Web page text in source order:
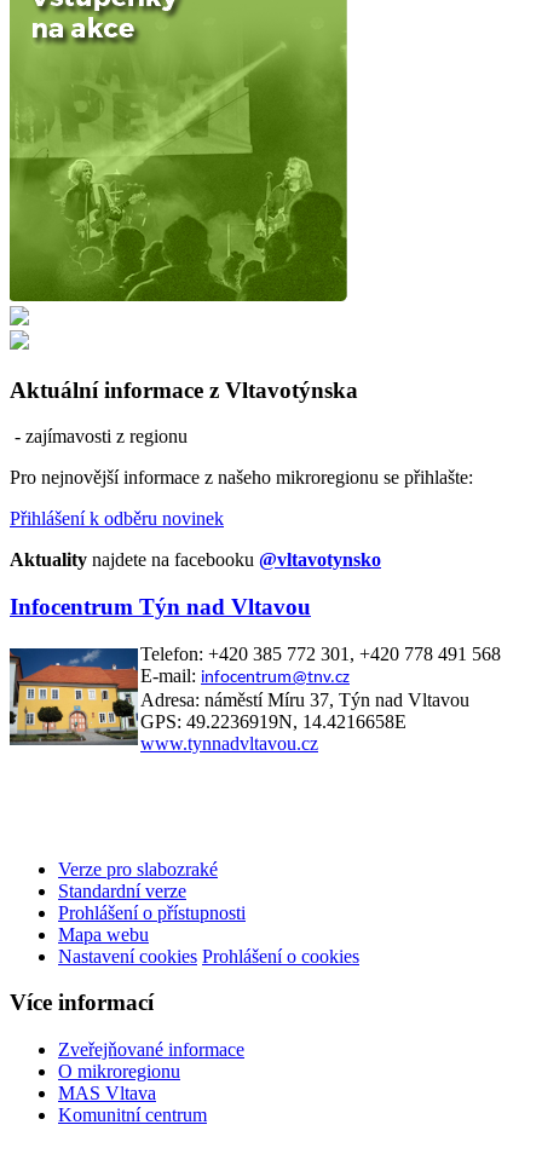
Aktuální informace z Vltavotýnska
- zajímavosti z regionu
Pro nejnovější informace z našeho mikroregionu se přihlašte:
Přihlášení k odběru novinek
Aktuality najdete na facebooku @vltavotynsko
Infocentrum Týn nad Vltavou
Telefon: +420 385 772 301, +420 778 491 568
E-mail: infocentrum@tnv.cz
Adresa: náměstí Míru 37, Týn nad Vltavou
GPS: 49.2236919N, 14.4216658E
www.tynnadvltavou.cz
Verze pro slabozraké
Standardní verze
Prohlášení o přístupnosti
Mapa webu
Nastavení cookies Prohlášení o cookies
Více informací
Zveřejňované informace
O mikroregionu
MAS Vltava
Komunitní centrum